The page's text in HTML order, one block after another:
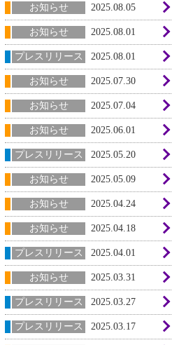
お知らせ 2025.08.05
お知らせ 2025.08.01
プレスリリース 2025.08.01
お知らせ 2025.07.30
お知らせ 2025.07.04
お知らせ 2025.06.01
プレスリリース 2025.05.20
お知らせ 2025.05.09
お知らせ 2025.04.24
お知らせ 2025.04.18
プレスリリース 2025.04.01
お知らせ 2025.03.31
プレスリリース 2025.03.27
プレスリリース 2025.03.17